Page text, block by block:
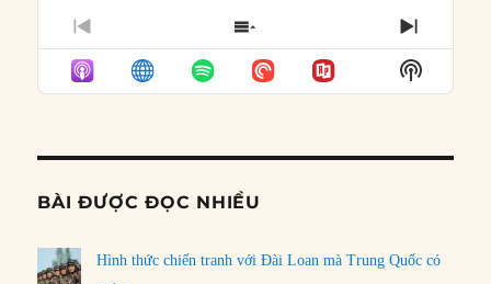
PREVIOUS
EPISODE
SHOW
EPISODES
LIST
NEXT
Show
Podcast
BÀI ĐƯỢC ĐỌC NHIỀU
Hình thức chiến tranh với Đài Loan mà Trung Quốc có